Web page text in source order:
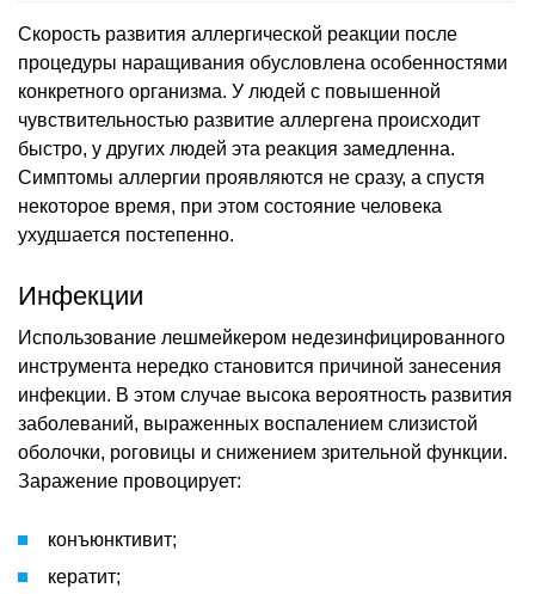
Скорость развития аллергической реакции после
процедуры наращивания обусловлена особенностями
конкретного организма. У людей с повышенной
чувствительностью развитие аллергена происходит
быстро, у других людей эта реакция замедленна.
Симптомы аллергии проявляются не сразу, а спустя
некоторое время, при этом состояние человека
ухудшается постепенно.
Инфекции
Использование лешмейкером недезинфицированного
инструмента нередко становится причиной занесения
инфекции. В этом случае высока вероятность развития
заболеваний, выраженных воспалением слизистой
оболочки, роговицы и снижением зрительной функции.
Заражение провоцирует:
конъюнктивит;
кератит;